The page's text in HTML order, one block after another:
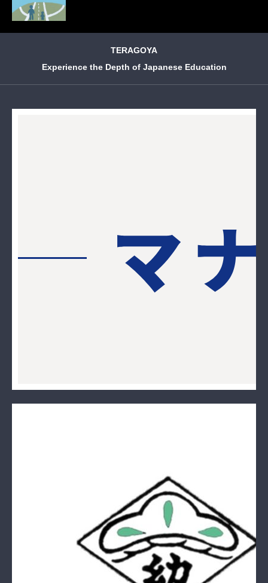
TERAGOYA
Experience the Depth of Japanese Education